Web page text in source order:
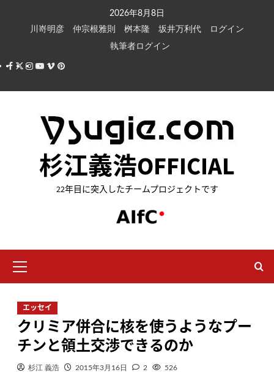
キ
2026年8月8日
川嵜明彦
仲宗根雅則 桝本隆 坂井万利代
ログイン
執筆者ログイン
Facebook
X Instagram
Youtube
VimeoPinterest
杉江義浩OFFICIAL
22年目に突入したチームプロジェクトです
イ
ン
ニ
ュ
ー
エッセイ
クリミア併合に核を使うようなプー
チンと領土交渉できるのか
杉江 義浩 2015年3月16日 2 526